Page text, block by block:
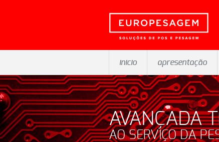
inicio apresentação
AVANÇADA
AO SERVIÇO DA